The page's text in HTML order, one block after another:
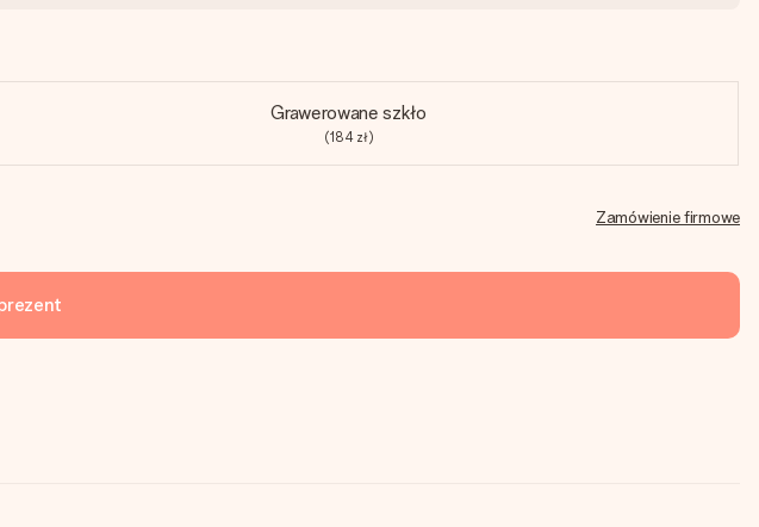
Grawerowane szkło
(184 zł)
Zamówienie firmowe